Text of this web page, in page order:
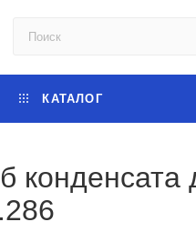
КАТАЛОГ
конденсата